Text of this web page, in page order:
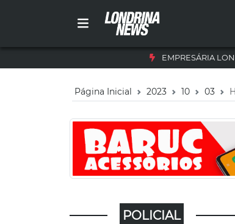
EMPRESÁRIA
Página Inicial 2023 10 03
POLICIAL